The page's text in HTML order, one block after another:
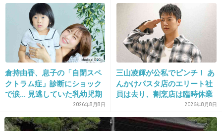
出典：encrypted-tbn0.gstatic.com
出典：2.bp.blogspot.com
+14 -65
これがキスフレってわけじゃないよね？
倉持由香、息子の「自閉スペ
クトラム症」診断にショック
で涙… 見逃していた乳幼児期
2026年8月8日
三山凌輝が公私でピンチ！ あ
んかけパスタ店のエリート社
員は去り、割烹店は臨時休業
2026年8月8日